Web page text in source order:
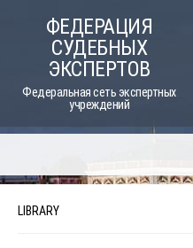
ФЕДЕРАЦИЯ
СУДЕБНЫХ
ЭКСПЕРТОВ
Федеральная сеть экспертных
учреждений
LIBRARY